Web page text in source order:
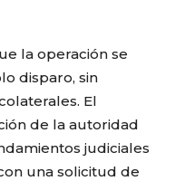
la operación se
disparo, sin
El
de la autoridad
judiciales
una solicitud de